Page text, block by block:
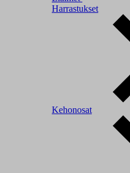
Harrastukset
Kehonosat